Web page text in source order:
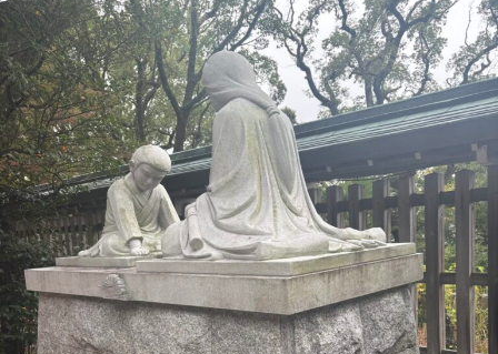
エレベーター広告とか
言うのか何なのか
admin
2026.04.10
W杯の優勝を目指す日
本代表と目標設定
admin
2026.07.17